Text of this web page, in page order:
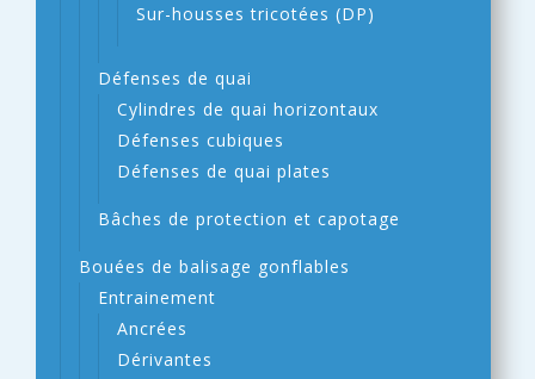
Sur-housses tricotées (DP)
Défenses de quai
Cylindres de quai horizontaux
Défenses cubiques
Défenses de quai plates
Bâches de protection et capotage
Bouées de balisage gonflables
Entrainement
Ancrées
Dérivantes